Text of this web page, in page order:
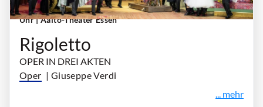
Sonntag, 08. November 2026 | 18:00 Uhr - 20:45
Uhr| Aalto-Theater Essen
Rigoletto
OPER IN DREI AKTEN
Oper | Giuseppe Verdi
... mehr